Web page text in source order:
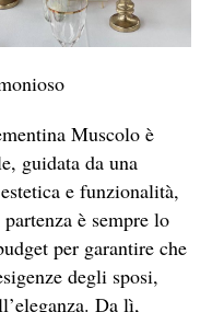
Muscolo è
guidata da una
e funzionalità,
è sempre lo
per garantire che
degli sposi,
Da lì,